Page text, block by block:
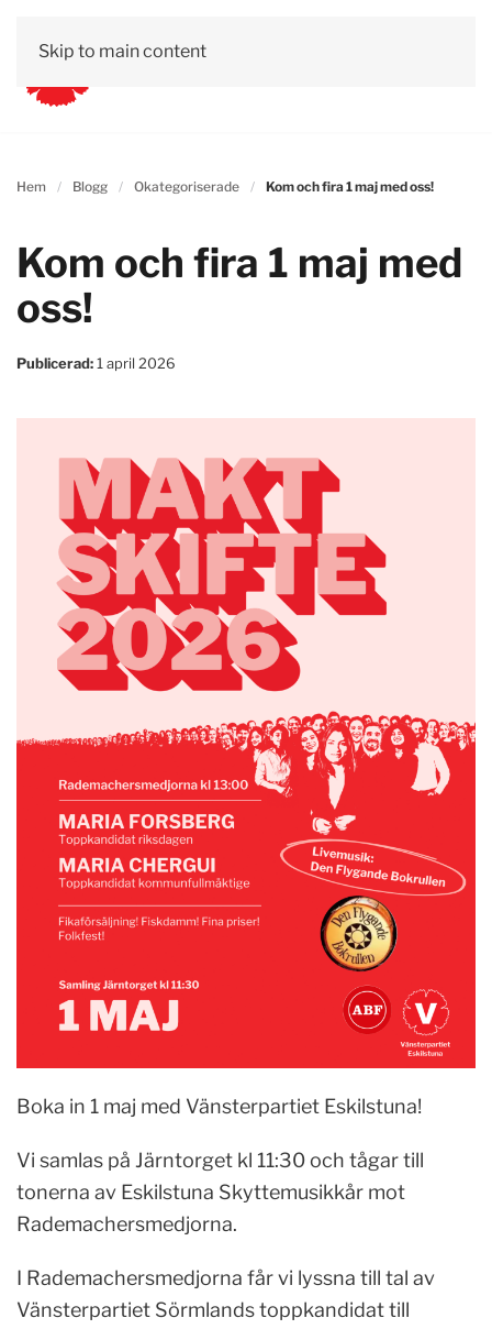
Skip to main content
Hem Blogg Okategoriserade Kom och fira 1 maj med oss!
Kom och fira 1 maj med
oss!
Publicerad:1 april 2026
Boka in 1 maj med Vänsterpartiet Eskilstuna!
Vi samlas på Järntorget kl 11:30 och tågar till
tonerna av Eskilstuna Skyttemusikkår mot
Rademachersmedjorna.
I Rademachersmedjorna får vi lyssna till tal av
Vänsterpartiet Sörmlands toppkandidat till